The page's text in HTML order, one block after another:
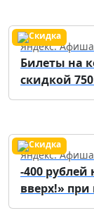
Яндекс. Афиша
Билеты на
скидкой
Яндекс. Афиша
-400
вверх!» при